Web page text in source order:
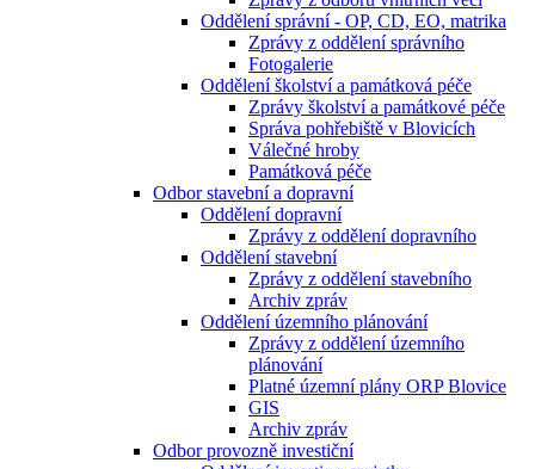
Oddělení správní - OP, CD, EO, matrika
Zprávy z oddělení správního
Fotogalerie
Oddělení školství a památková péče
Zprávy školství a památkové péče
Správa pohřebiště v Blovicích
Válečné hroby
Památková péče
Odbor stavební a dopravní
Oddělení dopravní
Zprávy z oddělení dopravního
Oddělení stavební
Zprávy z oddělení stavebního
Archiv zpráv
Oddělení územního plánování
Zprávy z oddělení územního
plánování
Platné územní plány ORP Blovice
GIS
Archiv zpráv
Odbor provozně investiční